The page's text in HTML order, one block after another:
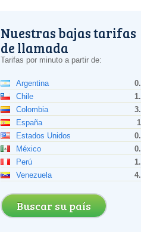
Nuestras bajas tarifas
de llamada
Tarifas por minuto a partir de:
Argentina
Chile
Colombia
España
Estados Unidos
México
Perú
Venezuela
Buscar su país